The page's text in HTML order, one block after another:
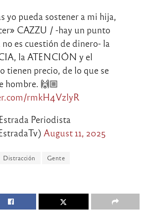
yo pueda sostener a mi hija,
CAZZU / -hay un punto
no es cuestión de dinero- la
la ATENCIÓN y el
tienen precio, de lo que se
hombre. 🙌🏼
rmkH4VzlyR
Periodista
August 11, 2025
Distracción Gente